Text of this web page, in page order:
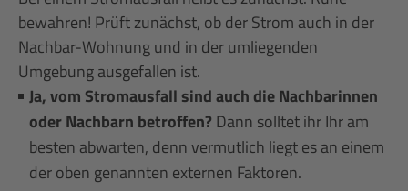
bewahren! Prüft zunächst, ob der Strom auch in der
Nachbar-Wohnung und in der umliegenden
Umgebung ausgefallen ist.
Ja, vom Stromausfall sind auch die Nachbarinnen
oder Nachbarn betroffen? Dann solltet ihr Ihr am
besten abwarten, denn vermutlich liegt es an einem
der oben genannten externen Faktoren.